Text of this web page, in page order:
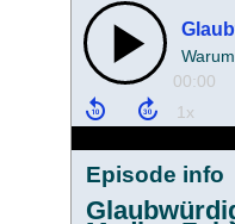
00:00
Episode info